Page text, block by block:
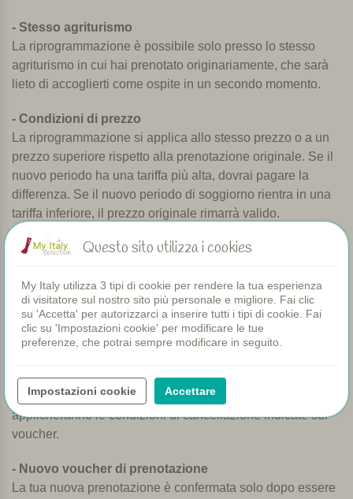
- Stesso agriturismo
La riprogrammazione è possibile solo presso lo stesso
agriturismo in cui hai prenotato originariamente, che sarà
lieto di accoglierti come ospite in un secondo momento.
- Condizioni di prezzo
La riprogrammazione si applica allo stesso prezzo o a un
prezzo superiore rispetto alla prenotazione originale. Se il
nuovo periodo ha una tariffa più alta, dovrai pagare la
differenza. Se il nuovo periodo di soggiorno rientra in una
tariffa inferiore, il prezzo originale rimarrà valido.
- Condizioni di prenotazione
per il pagamento e la cancellazione, rimangono applicabili
alla nuova prenotazione.
Disponibilità
disponibilità dell'agriturismo. Se non è possibile trovare
una nuova data, non verrà offerto alcun rimborso e si
applicheranno le condizioni di cancellazione indicate sul
voucher.
- Nuovo voucher di prenotazione
La tua nuova prenotazione è confermata solo dopo essere
Questo sito utilizza i cookies
My Italy utilizza 3 tipi di cookie per rendere la tua esperienza
di visitatore sul nostro sito più personale e migliore. Fai clic
su 'Accetta' per autorizzarci a inserire tutti i tipi di cookie. Fai
clic su 'Impostazioni cookie' per modificare le tue
preferenze, che potrai sempre modificare in seguito.
Impostazioni cookie Accettare